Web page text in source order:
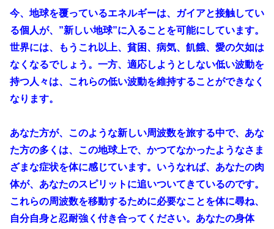
今、地球を覆っているエネルギーは、ガイアと接触してい
る個人が、”新しい地球”に入ることを可能にしています。
世界には、もうこれ以上、貧困、病気、飢餓、愛の欠如は
なくなるでしょう。一方、適応しようとしない低い波動を
持つ人々は、これらの低い波動を維持することができなく
なります。
あなた方が、このような新しい周波数を旅する中で、あな
た方の多くは、この地球上で、かつてなかったようなさま
ざまな症状を体に感じています。いうなれば、あなたの肉
体が、あなたのスピリットに追いついてきているのです。
これらの周波数を移動するために必要なことを体に尋ね、
自分自身と忍耐強く付き合ってください。あなたの身体